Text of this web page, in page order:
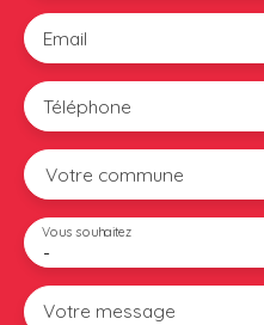
Email
Téléphone
Votre commune
-
Vous souhaitez
Votre message